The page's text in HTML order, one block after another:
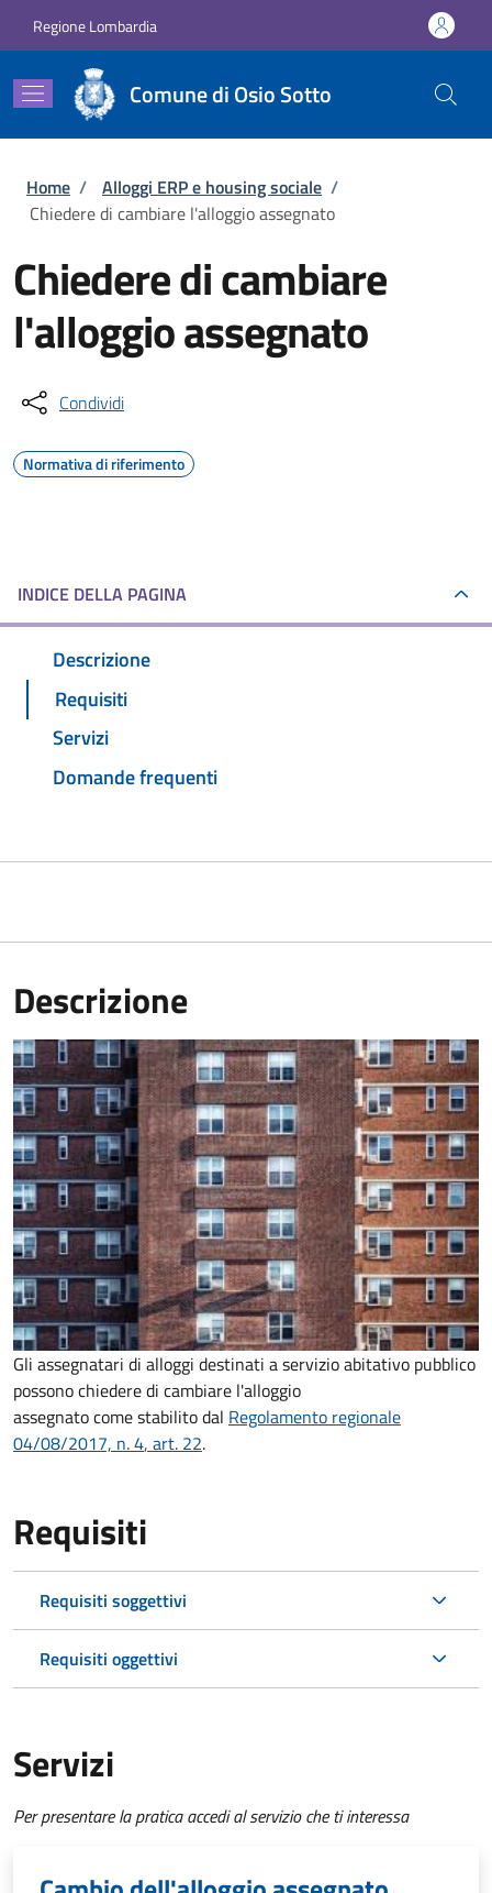
Regione Lombardia
Comune di Osio Sotto
Briciole di pane
Home / Alloggi ERP e housing sociale /
Chiedere di cambiare l'alloggio assegnato
Chiedere di cambiare
l'alloggio assegnato
Condividi
Normativa di riferimento
INDICE DELLA PAGINA
Descrizione
Requisiti
Servizi
Domande frequenti
Descrizione
Gli assegnatari di alloggi destinati a servizio abitativo pubblico
possono chiedere di cambiare l'alloggio
assegnato come stabilito dal Regolamento regionale
04/08/2017, n. 4, art. 22.
Requisiti
Requisiti soggettivi
Requisiti oggettivi
Servizi
Per presentare la pratica accedi al servizio che ti interessa